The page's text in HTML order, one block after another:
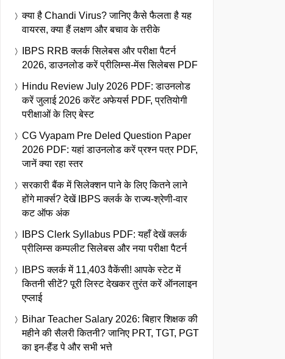
क्या है Chandi Virus? जानिए कैसे फैलता है यह
वायरस, क्या हैं लक्षण और बचाव के तरीके
IBPS RRB क्लर्क सिलेबस और परीक्षा पैटर्न
2026, डाउनलोड करें प्रीलिम्स-मेंस सिलेबस PDF
Hindu Review July 2026 PDF: डाउनलोड
करें जुलाई 2026 करेंट अफेयर्स PDF, प्रतियोगी
परीक्षाओं के लिए बेस्ट
CG Vyapam Pre Deled Question Paper
2026 PDF: यहां डाउनलोड करें प्रश्न पत्र PDF,
जानें क्या रहा स्तर
सरकारी बैंक में सिलेक्शन पाने के लिए कितने लाने
होंगे मार्क्स? देखें IBPS क्लर्क के राज्य-श्रेणी-वार
कट ऑफ अंक
IBPS Clerk Syllabus PDF: यहाँ देखें क्लर्क
प्रीलिम्स कम्पलीट सिलेबस और नया परीक्षा पैटर्न
IBPS क्लर्क में 11,403 वैकेंसी! आपके स्टेट में
कितनी सीटें? पूरी लिस्ट देखकर तुरंत करें ऑनलाइन
एप्लाई
Bihar Teacher Salary 2026: बिहार शिक्षक की
महीने की सैलरी कितनी? जानिए PRT, TGT, PGT
का इन-हैंड पे और सभी भत्ते